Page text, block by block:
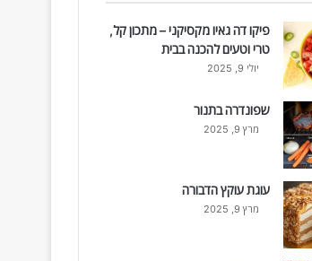
פיקו דה גאיו מקסיקני – מתכון קל,
טרי וטעים להכנה בבית
יולי 9, 2025
שפונדרה בתנור
מרץ 9, 2025
עוגת עוקץ הדבורה
מרץ 9, 2025